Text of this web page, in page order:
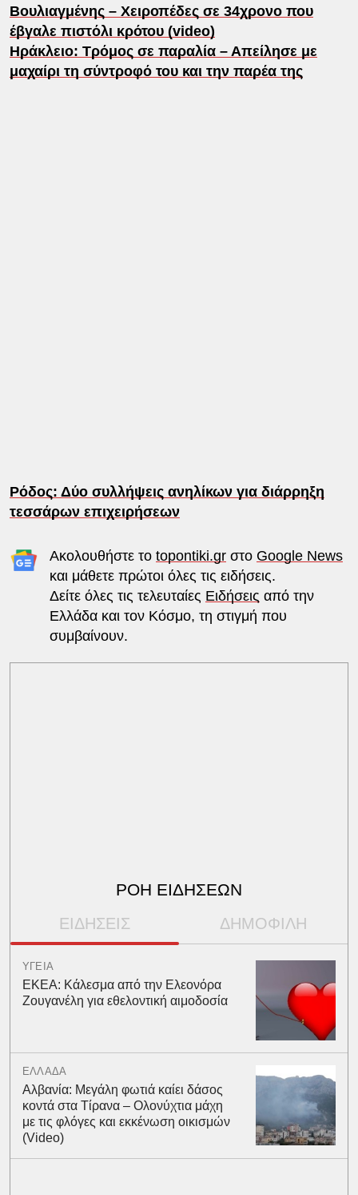
Βουλιαγμένης – Χειροπέδες σε 34χρονο που
έβγαλε πιστόλι κρότου (video)
Ηράκλειο: Τρόμος σε παραλία – Απείλησε με
μαχαίρι τη σύντροφό του και την παρέα της
Ρόδος: Δύο συλλήψεις ανηλίκων για διάρρηξη
τεσσάρων επιχειρήσεων
Ακολουθήστε το topontiki.grστο Google News
και μάθετε πρώτοι όλες τις ειδήσεις.
Δείτε όλες τις τελευταίες Ειδήσεις από την
Ελλάδα και τον Κόσμο, τη στιγμή που
συμβαίνουν.
ΡΟΗ ΕΙΔΗΣΕΩΝ
ΕΙΔΗΣΕΙΣ ΔΗΜΟΦΙΛΗ
ΥΓΕΙΑ
ΕΚΕΑ: Κάλεσμα από την Ελεονόρα
Ζουγανέλη για εθελοντική αιμοδοσία
ΕΛΛΑΔΑ
Αλβανία: Μεγάλη φωτιά καίει δάσος
κοντά στα Τίρανα – Ολονύχτια μάχη
με τις φλόγες και εκκένωση οικισμών
(Video)